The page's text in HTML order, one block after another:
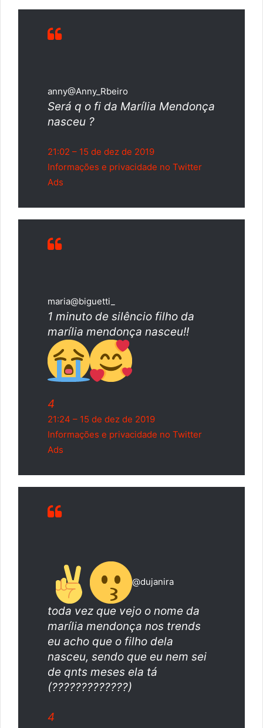
anny@Anny_Rbeiro
Será q o fi da Marília Mendonça
nasceu ?
21:02 – 15 de dez de 2019
Informações e privacidade no Twitter
Ads
maria@biguetti_
1 minuto de silêncio filho da
marília mendonça nasceu!!
4
21:24 – 15 de dez de 2019
Informações e privacidade no Twitter
Ads
@dujanira
toda vez que vejo o nome da
marília mendonça nos trends
eu acho que o filho dela
nasceu, sendo que eu nem sei
de qnts meses ela tá
(?????????????)
4